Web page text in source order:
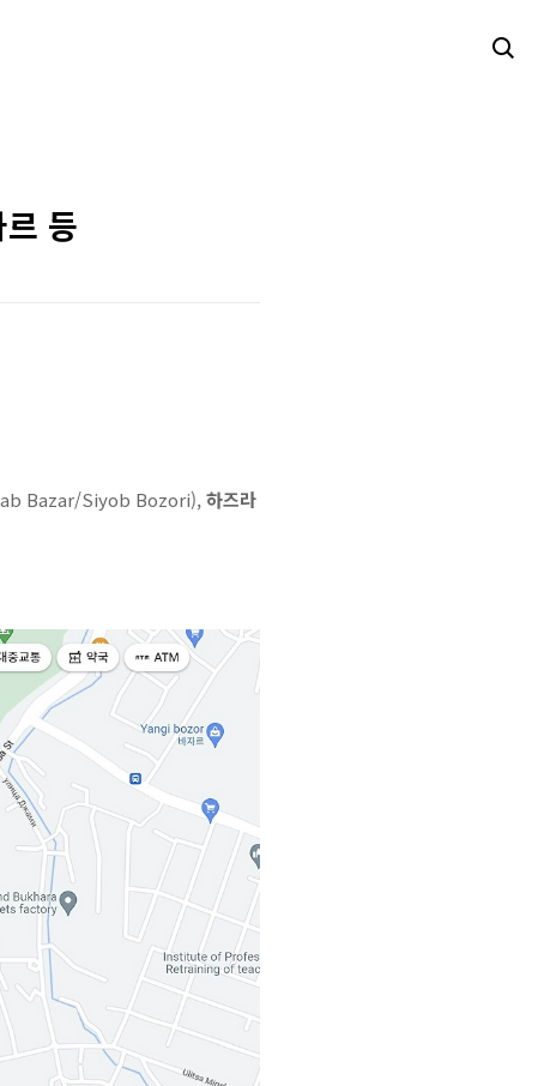
등
Bazar/Siyob Bozori), 하즈라